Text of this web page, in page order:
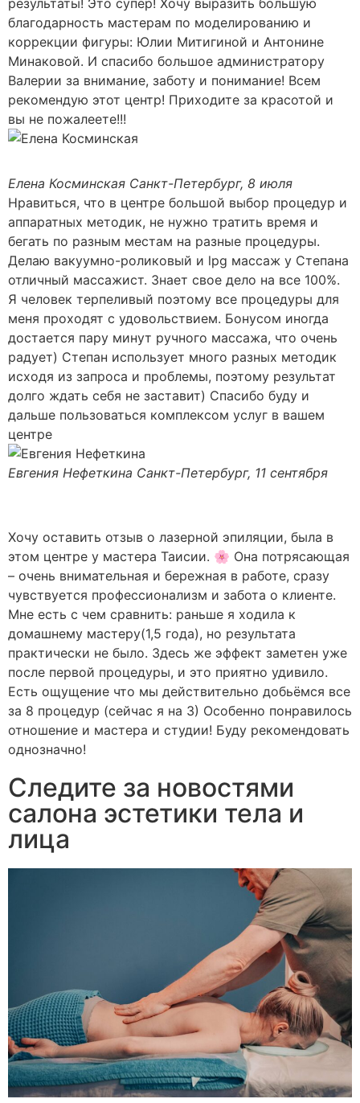
результаты! Это супер! Хочу выразить большую
благодарность мастерам по моделированию и
коррекции фигуры: Юлии Митигиной и Антонине
Минаковой. И спасибо большое администратору
Валерии за внимание, заботу и понимание! Всем
рекомендую этот центр! Приходите за красотой и
вы не пожалеете!!!
Елена Косминская Санкт-Петербург, 8 июля
Нравиться, что в центре большой выбор процедур и
аппаратных методик, не нужно тратить время и
бегать по разным местам на разные процедуры.
Делаю вакуумно-роликовый и lpg массаж у Степана
отличный массажист. Знает свое дело на все 100%.
Я человек терпеливый поэтому все процедуры для
меня проходят с удовольствием. Бонусом иногда
достается пару минут ручного массажа, что очень
радует) Степан использует много разных методик
исходя из запроса и проблемы, поэтому результат
долго ждать себя не заставит) Спасибо буду и
дальше пользоваться комплексом услуг в вашем
центре
Евгения Нефеткина Санкт-Петербург, 11 сентября
Хочу оставить отзыв о лазерной эпиляции, была в
этом центре у мастера Таисии. 🌸 Она потрясающая
– очень внимательная и бережная в работе, сразу
чувствуется профессионализм и забота о клиенте.
Мне есть с чем сравнить: раньше я ходила к
домашнему мастеру(1,5 года), но результата
практически не было. Здесь же эффект заметен уже
после первой процедуры, и это приятно удивило.
Есть ощущение что мы действительно добьёмся все
за 8 процедур (сейчас я на 3) Особенно понравилось
отношение и мастера и студии! Буду рекомендовать
однозначно!
Следите за новостями
салона эстетики тела и
лица